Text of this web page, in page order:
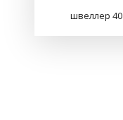
швеллер 40